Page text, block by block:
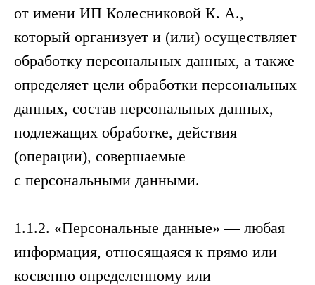
от имени ИП Колесниковой К. А.,
который организует и (или) осуществляет
обработку персональных данных, а также
определяет цели обработки персональных
данных, состав персональных данных,
подлежащих обработке, действия
(операции), совершаемые
с персональными данными.
1.1.2. «Персональные данные» — любая
информация, относящаяся к прямо или
косвенно определенному или